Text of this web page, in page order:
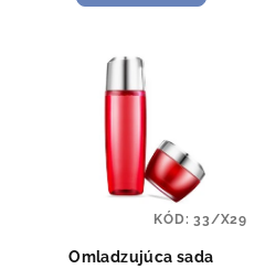
5
hviezdičiek.
Omladzujúca sada
KÓD:33/X29